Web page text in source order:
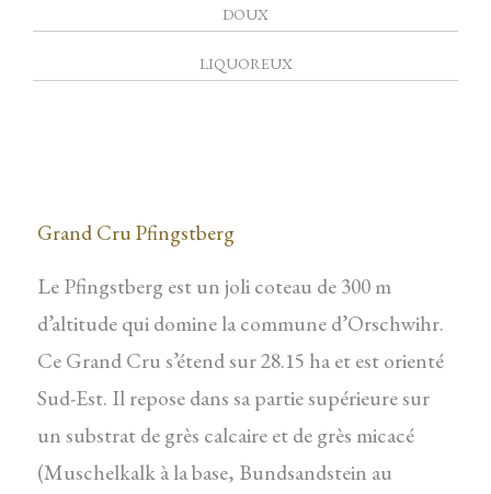
DOUX
LIQUOREUX
Grand Cru Pfingstberg
Le Pfingstberg est un joli coteau de 300 m
d’altitude qui domine la commune d’Orschwihr.
Ce Grand Cru s’étend sur 28.15 ha et est orienté
Sud-Est. Il repose dans sa partie supérieure sur
un substrat de grès calcaire et de grès micacé
(Muschelkalk à la base, Bundsandstein au